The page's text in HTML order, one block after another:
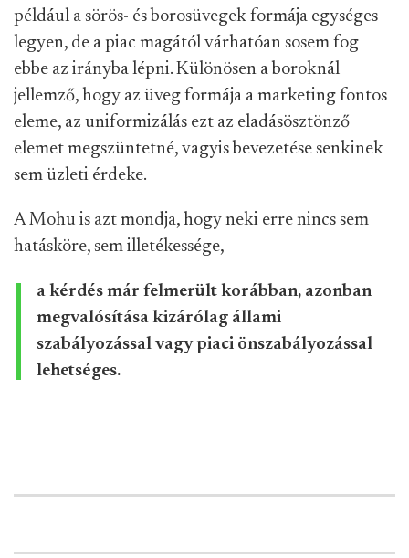
például a sörös- és borosüvegek formája egységes
legyen, de a piac magától várhatóan sosem fog
ebbe az irányba lépni. Különösen a boroknál
jellemző, hogy az üveg formája a marketing fontos
eleme, az uniformizálás ezt az eladásösztönző
elemet megszüntetné, vagyis bevezetése senkinek
sem üzleti érdeke.
A Mohu is azt mondja, hogy neki erre nincs sem
hatásköre, sem illetékessége,
a kérdés már felmerült korábban, azonban
megvalósítása kizárólag állami
szabályozással vagy piaci önszabályozással
lehetséges.